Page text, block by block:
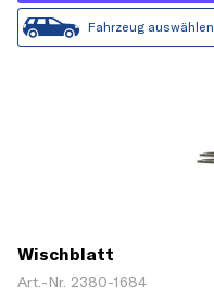
Fahrzeug auswählen
Wischblatt
Art.-Nr. 2380-1684